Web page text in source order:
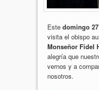
Este domingo
visita el obispo
Monseñor Fidel
alegría que
vernos y a
nosotros.